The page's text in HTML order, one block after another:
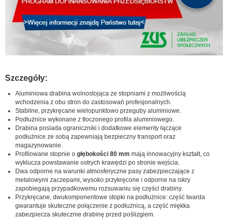
Szczegóły:
Aluminiowa drabina wolnostojąca ze stopniami z możliwością
wchodzenia z obu stron do zastosowań profesjonalnych.
Stabilne, przykręcane wielopunktowo przeguby aluminiowe.
Podłużnice wykonane z tłoczonego profila aluminiowego.
Drabina posiada ograniczniki i dodatkowe elementy łączące
podłużnice ze sobą zapewniają bezpieczny transport oraz
magazynowanie.
Profilowane stopnie o głębokości 80 mm mają innowacyjny kształt, co
wyklucza powstawanie ostrych krawędzi po stronie wejścia.
Dwa odporne na warunki atmosferyczne pasy zabezpieczające z
metalowymi zaczepami, wysoko przykręcone i odporne na iskry
zapobiegają przypadkowemu rozsuwaniu się części drabiny.
Przykręcane, dwukomponentowe stopki na podłużnice: część twarda
gwarantuje skuteczne połączenie z podłużnicą, a część miękka
zabezpiecza skutecznie drabinę przed poślizgiem.